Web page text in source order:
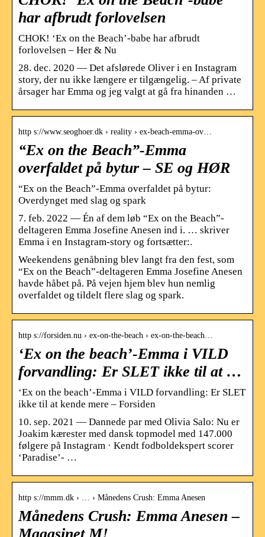
har afbrudt forlovelsen
CHOK! ‘Ex on the Beach’-babe har afbrudt
forlovelsen – Her & Nu
28. dec. 2020 — Det afslørede Oliver i en Instagram
story, der nu ikke længere er tilgængelig. – Af private
årsager har Emma og jeg valgt at gå fra hinanden …
http s://www.seoghoer.dk › reality › ex-beach-emma-ov…
“Ex on the Beach”-Emma
overfaldet på bytur – SE og HØR
“Ex on the Beach”-Emma overfaldet på bytur:
Overdynget med slag og spark
7. feb. 2022 — Én af dem løb “Ex on the Beach”-
deltageren Emma Josefine Anesen ind i. … skriver
Emma i en Instagram-story og fortsætter:.
Weekendens genåbning blev langt fra den fest, som
“Ex on the Beach”-deltageren Emma Josefine Anesen
havde håbet på. På vejen hjem blev hun nemlig
overfaldet og tildelt flere slag og spark.
http s://forsiden.nu › ex-on-the-beach › ex-on-the-beach…
‘Ex on the beach’-Emma i VILD
forvandling: Er SLET ikke til at …
‘Ex on the beach’-Emma i VILD forvandling: Er SLET
ikke til at kende mere – Forsiden
10. sep. 2021 — Dannede par med Olivia Salo: Nu er
Joakim kærester med dansk topmodel med 147.000
følgere på Instagram · Kendt fodboldekspert scorer
‘Paradise’- …
http s://mmm.dk › … › Månedens Crush: Emma Anesen
Månedens Crush: Emma Anesen –